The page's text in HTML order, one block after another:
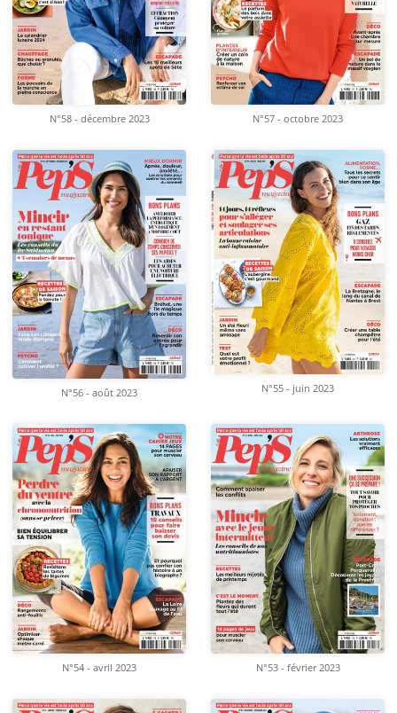
N°58 - décembre 2023 N°57 - octobre 2023
N°56 - août 2023 N°55 - juin 2023
N°54 - avril 2023 N°53 - février 2023